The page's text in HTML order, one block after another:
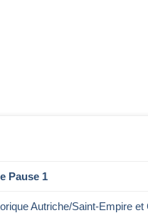
Pause 1
Autriche/Saint-Empire